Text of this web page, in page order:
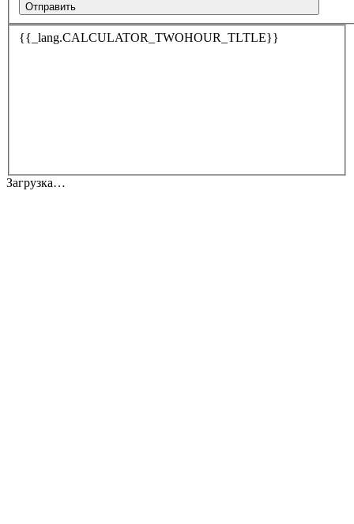
Отправить
{{_lang.CALCULATOR_TWOHOUR_TLTLE}}
Загрузка…